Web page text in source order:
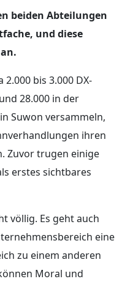
beiden Abteilungen
und diese
bis 3.000 DX-
28.000 in der
Suwon versammeln,
ihren
Zuvor trugen einige
erstes sichtbares
völlig. Es geht auch
eine
zu einem anderen
Moral und